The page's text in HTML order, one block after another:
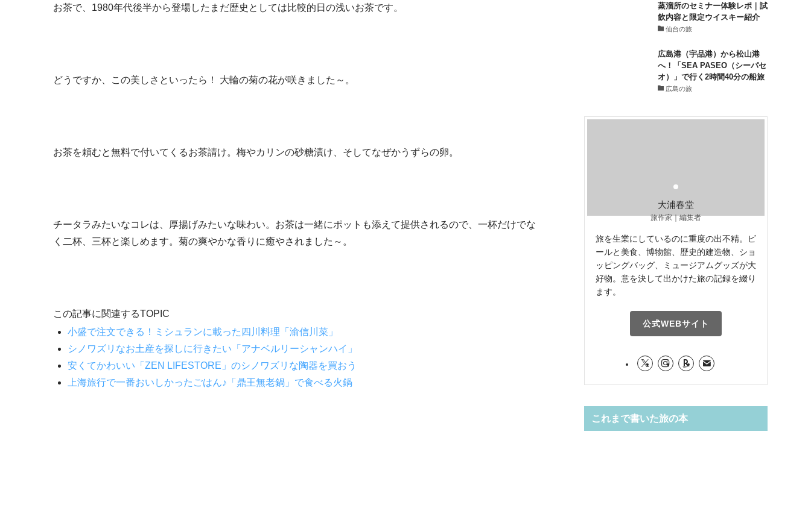
お茶で、1980年代後半から登場したまだ歴史としては比較的日の浅いお茶です。
どうですか、この美しさといったら！ 大輪の菊の花が咲きました～。
お茶を頼むと無料で付いてくるお茶請け。梅やカリンの砂糖漬け、そしてなぜかうずらの卵。
チータラみたいなコレは、厚揚げみたいな味わい。お茶は一緒にポットも添えて提供されるので、一杯だけでな
く二杯、三杯と楽しめます。菊の爽やかな香りに癒やされました～。
この記事に関連するTOPIC
小盛で注文できる！ミシュランに載った四川料理「渝信川菜」
シノワズリなお土産を探しに行きたい「アナベルリーシャンハイ」
安くてかわいい「ZEN LIFESTORE」のシノワズリな陶器を買おう
上海旅行で一番おいしかったごはん♪「鼎王無老鍋」で食べる火鍋
蒸溜所のセミナー体験レポ｜試
飲内容と限定ウイスキー紹介
仙台の旅
広島港（宇品港）から松山港
へ！「SEA PASEO（シーパセ
オ）」で行く2時間40分の船旅
広島の旅
大浦春堂
旅作家｜編集者
旅を生業にしているのに重度の出不精。ビ
ールと美食、博物館、歴史的建造物、ショ
ッピングバッグ、ミュージアムグッズが大
好物。意を決して出かけた旅の記録を綴り
ます。
公式WEBサイト
これまで書いた旅の本